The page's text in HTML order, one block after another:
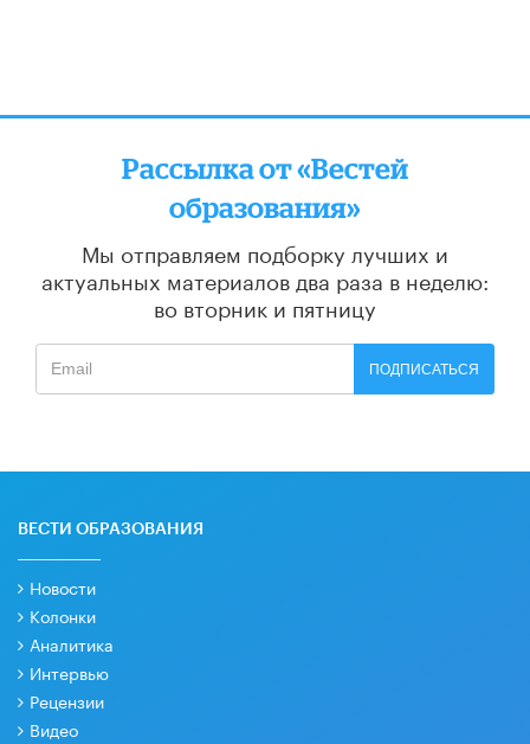
Рассылка от «Вестей
образования»
Мы отправляем подборку лучших и
актуальных материалов два раза в неделю:
во вторник и пятницу
ПОДПИСАТЬСЯ
ВЕСТИ ОБРАЗОВАНИЯ
Новости
Колонки
Аналитика
Интервью
Рецензии
Видео